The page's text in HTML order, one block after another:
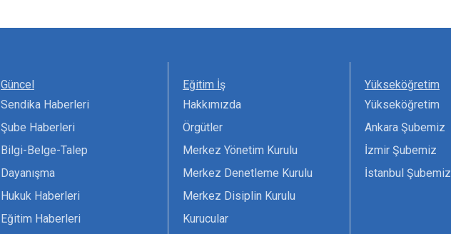
Güncel
Sendika Haberleri
Şube Haberleri
Bilgi-Belge-Talep
Dayanışma
Hukuk Haberleri
Eğitim Haberleri
Eğitim İş
Hakkımızda
Örgütler
Merkez Yönetim Kurulu
Merkez Denetleme Kurulu
Merkez Disiplin Kurulu
Kurucular
Yükseköğretim
Yükseköğretim
Ankara Şubemiz
İzmir Şubemiz
İstanbul Şubemiz